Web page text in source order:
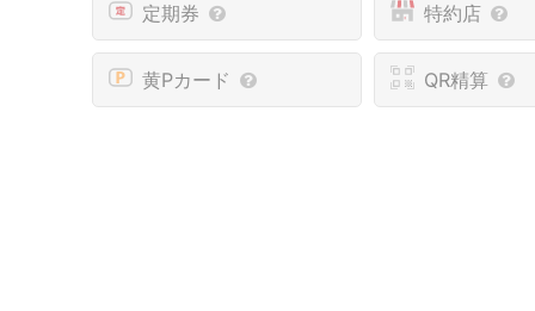
定期券 特約店
黄Pカード QR精算